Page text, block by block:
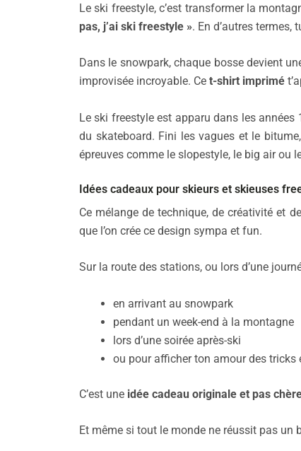
Le ski freestyle, c’est transformer la
pas, j’ai ski freestyle ». En d’autres
Dans le snowpark, chaque bosse devient
improvisée incroyable. Ce t-shirt imprimé
Le ski freestyle est apparu dans les
du skateboard. Fini les vagues et le
épreuves comme le slopestyle, le big air ou
Idées cadeaux pour skieurs et skieuses
Ce mélange de technique, de créativité et
que l’on crée ce design sympa et fun.
Sur la route des stations, ou lors d’une
en arrivant au snowpark
pendant un week-end à la montagne
lors d’une soirée après-ski
ou pour afficher ton amour des tricks
C’est une idée cadeau originale et pas
Et même si tout le monde ne réussit pas un